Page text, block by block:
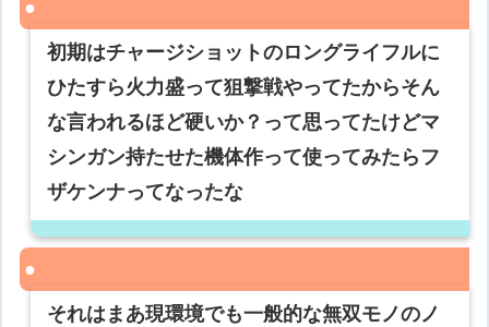
初期はチャージショットのロングライフルに
ひたすら火力盛って狙撃戦やってたからそん
な言われるほど硬いか？って思ってたけどマ
シンガン持たせた機体作って使ってみたらフ
ザケンナってなったな
それはまあ現環境でも一般的な無双モノのノ